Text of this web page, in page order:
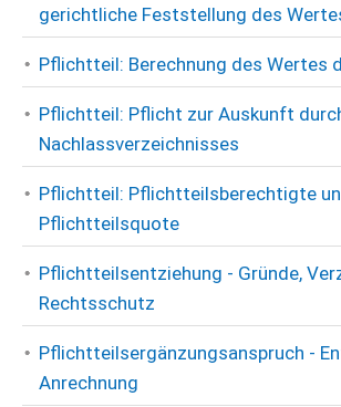
gerichtliche Feststellung des
Pflichtteil: Berechnung des Wertes
Pflichtteil: Pflicht zur Auskunft
Nachlassverzeichnisses
Pflichtteil: Pflichtteilsberechtigte
Pflichtteilsquote
Pflichtteilsentziehung - Gründe,
Rechtsschutz
Pflichtteilsergänzungsanspruch -
Anrechnung